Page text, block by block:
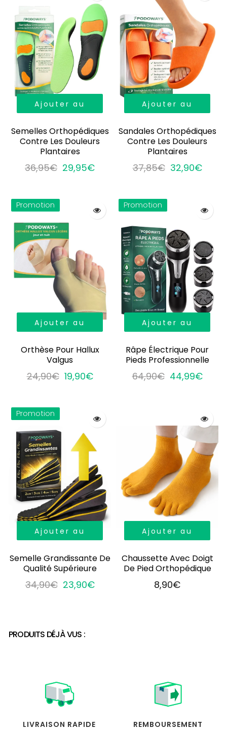
Ajouter au
Semelles Orthopédiques
Contre Les Douleurs
Plantaires
36,95€ 29,95€
Ajouter au
Sandales Orthopédiques
Contre Les Douleurs
Plantaires
37,85€ 32,90€
Promotion
Ajouter au
Orthèse Pour Hallux
Valgus
24,90€ 19,90€
Promotion
Ajouter au
Râpe Électrique Pour
Pieds Professionnelle
64,90€ 44,99€
Promotion
Ajouter au
Semelle Grandissante De
Qualité Supérieure
34,90€ 23,90€
Ajouter au
Chaussette Avec Doigt
De Pied Orthopédique
8,90€
PRODUITS DÉJÀ VUS :
LIVRAISON RAPIDE REMBOURSEMENT